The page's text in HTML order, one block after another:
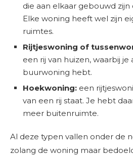
die aan elkaar gebouwd
Elke woning heeft wel zijn
ruimtes.
Rijtjeswoning of
een rij van huizen, waarbij
buurwoning hebt.
Hoekwoning: een
van een rij staat. Je hebt
meer buitenruimte.
Al deze typen vallen onder de
zolang de woning maar